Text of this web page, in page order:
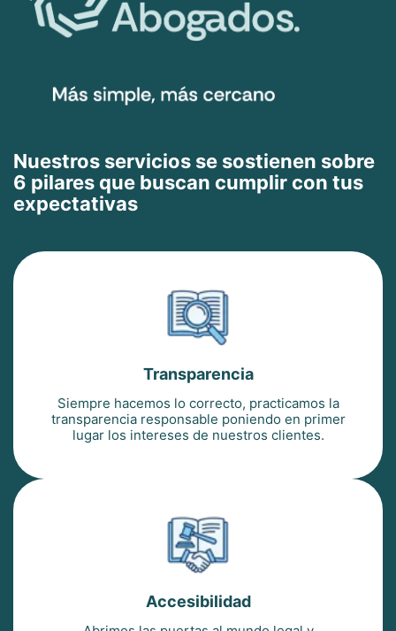
Nuestros servicios se sostienen sobre
6 pilares que buscan cumplir con tus
expectativas
Transparencia
Siempre hacemos lo correcto, practicamos la
transparencia responsable poniendo en primer
lugar los intereses de nuestros clientes.
Accesibilidad